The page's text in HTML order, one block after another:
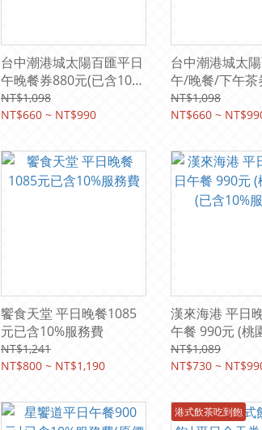
台中潮港城太陽百匯平日
午晚餐券880元(已含10%
服務費)
NT$1,098
NT$660 ~ NT$990
台中潮港城太
午/晚餐/下午茶
(含10%服務費)
NT$1,098
NT$660 ~
饗食天堂 平日晚餐1085
元已含10%服務費
NT$1,241
NT$800 ~ NT$1,190
漢來海港 平日
午餐 990元 (桃
(已含10%服務費)
NT$1,089
NT$730 ~
港式飲茶吃到飽